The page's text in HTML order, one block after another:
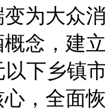
为大众
念，建
下乡镇
，全面